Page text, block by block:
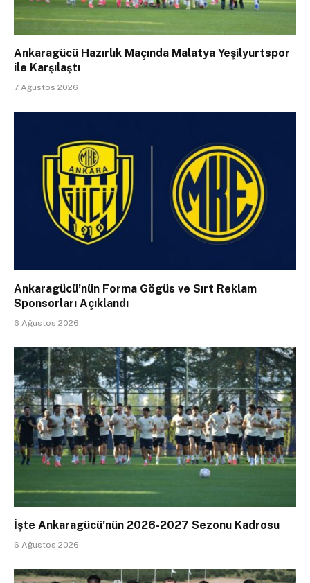
Ankaragücü Hazırlık Maçında Malatya Yeşilyurtspor
ile Karşılaştı
7 Ağustos 2026
Ankaragücü’nün Forma Gögüs ve Sırt Reklam
Sponsorları Açıklandı
6 Ağustos 2026
İşte Ankaragücü’nün 2026-2027 Sezonu Kadrosu
6 Ağustos 2026